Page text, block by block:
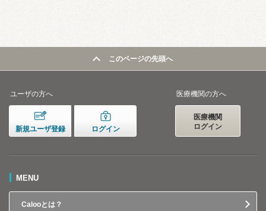
このページの先頭へ
ユーザの方へ
新規ユーザ登録 ログイン
医療機関の方へ
医療機関
ログイン
MENU
Calooとは？